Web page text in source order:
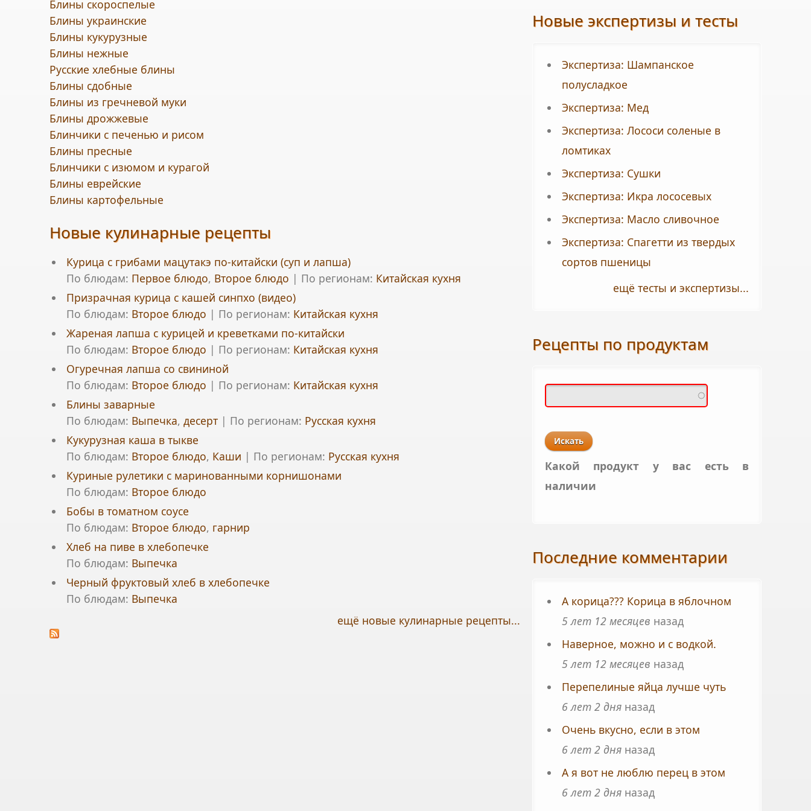
Блины скороспелые
Блины украинские
Блины кукурузные
Блины нежные
Русские хлебные блины
Блины сдобные
Блины из гречневой муки
Блины дрожжевые
Блинчики с печенью и рисом
Блины пресные
Блинчики с изюмом и курагой
Блины еврейские
Блины картофельные
Новые кулинарные рецепты
Курица с грибами мацутакэ по-китайски (суп и лапша)
По блюдам: Первое блюдо, Второе блюдо | По регионам: Китайская кухня
Призрачная курица с кашей синпхо (видео)
По блюдам: Второе блюдо | По регионам: Китайская кухня
Жареная лапша с курицей и креветками по-китайски
По блюдам: Второе блюдо | По регионам: Китайская кухня
Огуречная лапша со свининой
По блюдам: Второе блюдо | По регионам: Китайская кухня
Блины заварные
По блюдам: Выпечка, десерт | По регионам: Русская кухня
Кукурузная каша в тыкве
По блюдам: Второе блюдо, Каши | По регионам: Русская кухня
Куриные рулетики с маринованными корнишонами
По блюдам: Второе блюдо
Бобы в томатном соусе
По блюдам: Второе блюдо, гарнир
Хлеб на пиве в хлебопечке
По блюдам: Выпечка
Черный фруктовый хлеб в хлебопечке
По блюдам: Выпечка
ещё новые кулинарные рецепты...
Новые экспертизы и тесты
Экспертиза: Шампанское
полусладкое
Экспертиза: Мед
Экспертиза: Лососи соленые в
ломтиках
Экспертиза: Сушки
Экспертиза: Икра лососевых
Экспертиза: Масло сливочное
Экспертиза: Спагетти из твердых
сортов пшеницы
ещё тесты и экспертизы...
Рецепты по продуктам
Какой продукт у вас есть в
наличии
Последние комментарии
А корица??? Корица в яблочном
5 лет 12 месяцев назад
Наверное, можно и с водкой.
5 лет 12 месяцев назад
Перепелиные яйца лучше чуть
6 лет 2 дняназад
Очень вкусно, если в этом
6 лет 2 дняназад
А я вот не люблю перец в этом
6 лет 2 дняназад